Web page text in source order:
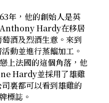
年，他的創始人是英
Hardy在移居
酒及烈酒生意。來到
動並進行蒸餾加工。
法國的這個角落，他
Hardy並採用了雄雞
裏都可以看到雄雞的
標誌。